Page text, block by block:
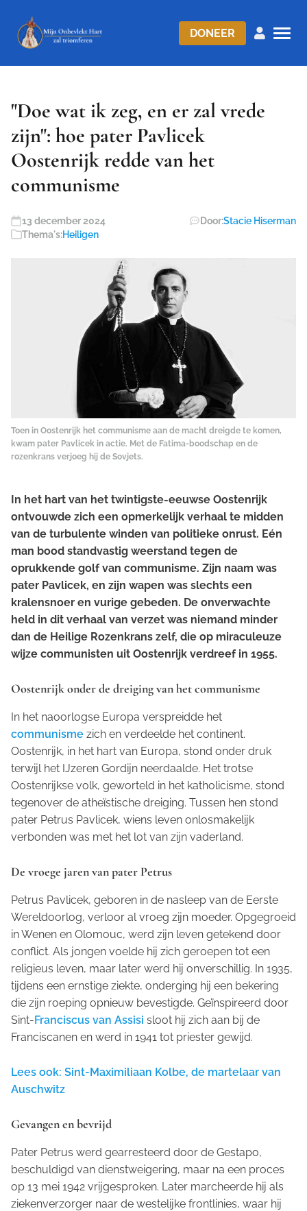
DONEER
"Doe wat ik zeg, en er zal vrede
zijn": hoe pater Pavlicek
Oostenrijk redde van het
communisme
13 december 2024 Door:Stacie Hiserman
Thema's:Heiligen
Toen in Oostenrijk het communisme aan de macht dreigde te komen,
kwam pater Pavlicek in actie. Met de Fatima-boodschap en de
rozenkrans verjoeg hij de Sovjets.
In het hart van het twintigste-eeuwse Oostenrijk
ontvouwde zich een opmerkelijk verhaal te midden
van de turbulente winden van politieke onrust. Eén
man bood standvastig weerstand tegen de
oprukkende golf van communisme. Zijn naam was
pater Pavlicek, en zijn wapen was slechts een
kralensnoer en vurige gebeden. De onverwachte
held in dit verhaal van verzet was niemand minder
dan de Heilige Rozenkrans zelf, die op miraculeuze
wijze communisten uit Oostenrijk verdreef in 1955.
Oostenrijk onder de dreiging van het communisme
In het naoorlogse Europa verspreidde het
communisme zich en verdeelde het continent.
Oostenrijk, in het hart van Europa, stond onder druk
terwijl het IJzeren Gordijn neerdaalde. Het trotse
Oostenrijkse volk, geworteld in het katholicisme, stond
tegenover de atheïstische dreiging. Tussen hen stond
pater Petrus Pavlicek, wiens leven onlosmakelijk
verbonden was met het lot van zijn vaderland.
De vroege jaren van pater Petrus
Petrus Pavlicek, geboren in de nasleep van de Eerste
Wereldoorlog, verloor al vroeg zijn moeder. Opgegroeid
in Wenen en Olomouc, werd zijn leven getekend door
conflict. Als jongen voelde hij zich geroepen tot een
religieus leven, maar later werd hij onverschillig. In 1935,
tijdens een ernstige ziekte, onderging hij een bekering
die zijn roeping opnieuw bevestigde. Geïnspireerd door
Sint-Franciscus van Assisi sloot hij zich aan bij de
Franciscanen en werd in 1941 tot priester gewijd.
Lees ook: Sint-Maximiliaan Kolbe, de martelaar van
Auschwitz
Gevangen en bevrijd
Pater Petrus werd gearresteerd door de Gestapo,
beschuldigd van dienstweigering, maar na een proces
op 13 mei 1942 vrijgesproken. Later marcheerde hij als
ziekenverzorger naar de westelijke frontlinies, waar hij